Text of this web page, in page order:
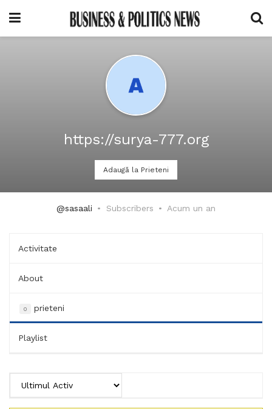
https://surya-777.org
Adaugă la Prieteni
@sasaali Subscribers Acum un an
Activitate
About
0 prieteni
Playlist